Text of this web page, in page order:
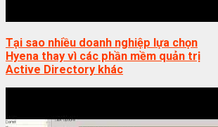
Tại sao nhiều doanh nghiệp lựa chọn
Hyena thay vì các phần mềm quản trị
Active Directory khác